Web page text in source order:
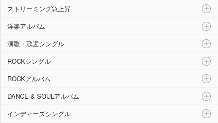
ストリーミング急上昇
洋楽アルバム
演歌・歌謡シングル
ROCKシングル
ROCKアルバム
DANCE & SOULアルバム
インディーズシングル